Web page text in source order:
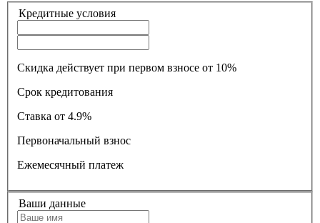
Кредитные условия
Скидка действует при первом взносе от 10%
Срок кредитования
Ставка
от 4.9%
Первоначальный взнос
Ежемесячный платеж
Ваши данные